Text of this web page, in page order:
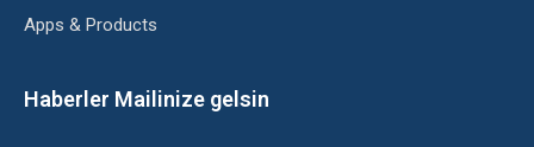
Apps & Products
Haberler Mailinize gelsin